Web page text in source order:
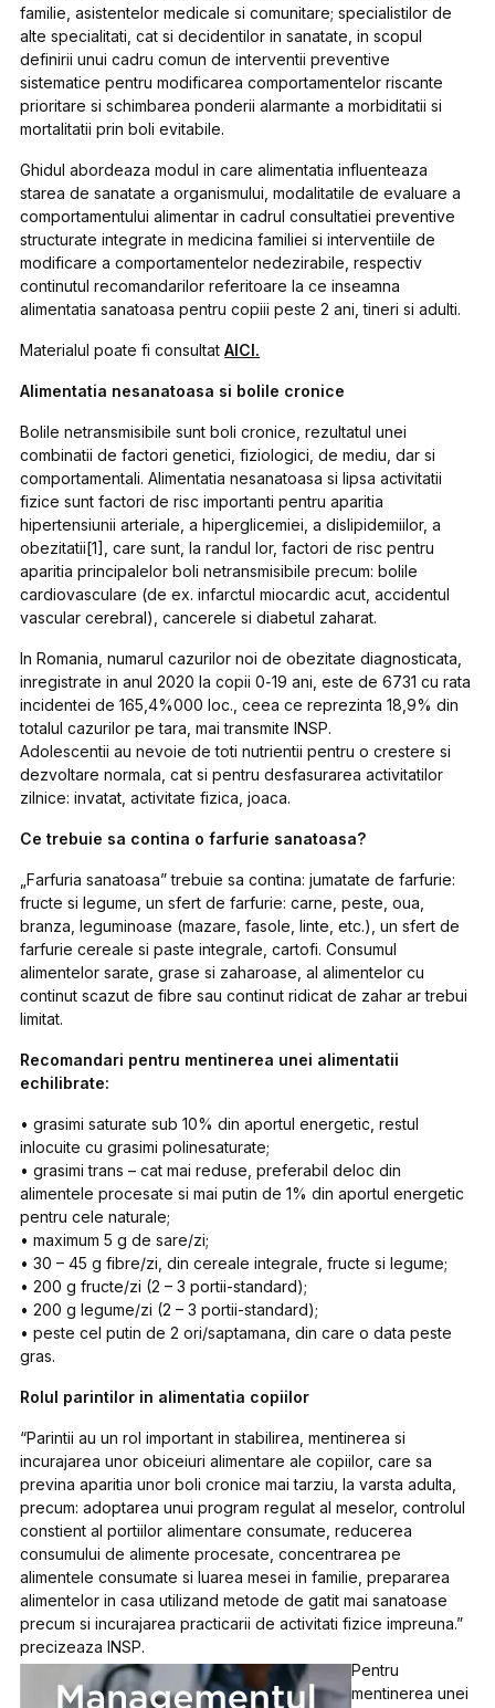
familie, asistentelor medicale si comunitare; specialistilor de
alte specialitati, cat si decidentilor in sanatate, in scopul
definirii unui cadru comun de interventii preventive
sistematice pentru modificarea comportamentelor riscante
prioritare si schimbarea ponderii alarmante a morbiditatii si
mortalitatii prin boli evitabile.
Ghidul abordeaza modul in care alimentatia influenteaza
starea de sanatate a organismului, modalitatile de evaluare a
comportamentului alimentar in cadrul consultatiei preventive
structurate integrate in medicina familiei si interventiile de
modificare a comportamentelor nedezirabile, respectiv
continutul recomandarilor referitoare la ce inseamna
alimentatia sanatoasa pentru copiii peste 2 ani, tineri si adulti.
Materialul poate fi consultatAICI.
Alimentatia nesanatoasa si bolile cronice
Bolile netransmisibile sunt boli cronice, rezultatul unei
combinatii de factori genetici, fiziologici, de mediu, dar si
comportamentali. Alimentatia nesanatoasa si lipsa activitatii
fizice sunt factori de risc importanti pentru aparitia
hipertensiunii arteriale, a hiperglicemiei, a dislipidemiilor, a
obezitatii[1], care sunt, la randul lor, factori de risc pentru
aparitia principalelor boli netransmisibile precum: bolile
cardiovasculare (de ex. infarctul miocardic acut, accidentul
vascular cerebral), cancerele si diabetul zaharat.
In Romania, numarul cazurilor noi de obezitate diagnosticata,
inregistrate in anul 2020 la copii 0‐19 ani, este de 6731 cu rata
incidentei de 165,4%000 loc., ceea ce reprezinta 18,9% din
totalul cazurilor pe tara, mai transmite INSP.
Adolescentii au nevoie de toti nutrientii pentru o crestere si
dezvoltare normala, cat si pentru desfasurarea activitatilor
zilnice: invatat, activitate fizica, joaca.
Ce trebuie sa contina o farfurie sanatoasa?
„Farfuria sanatoasa” trebuie sa contina: jumatate de farfurie:
fructe si legume, un sfert de farfurie: carne, peste, oua,
branza, leguminoase (mazare, fasole, linte, etc.), un sfert de
farfurie cereale si paste integrale, cartofi. Consumul
alimentelor sarate, grase si zaharoase, al alimentelor cu
continut scazut de fibre sau continut ridicat de zahar ar trebui
limitat.
Recomandari pentru mentinerea unei alimentatii
echilibrate:
• grasimi saturate sub 10% din aportul energetic, restul
inlocuite cu grasimi polinesaturate;
• grasimi trans – cat mai reduse, preferabil deloc din
alimentele procesate si mai putin de 1% din aportul energetic
pentru cele naturale;
• maximum 5 g de sare/zi;
• 30 – 45 g fibre/zi, din cereale integrale, fructe si legume;
• 200 g fructe/zi (2 – 3 portii-standard);
• 200 g legume/zi (2 – 3 portii-standard);
• peste cel putin de 2 ori/saptamana, din care o data peste
gras.
Rolul parintilor in alimentatia copiilor
“Parintii au un rol important in stabilirea, mentinerea si
incurajarea unor obiceiuri alimentare ale copiilor, care sa
previna aparitia unor boli cronice mai tarziu, la varsta adulta,
precum: adoptarea unui program regulat al meselor, controlul
constient al portiilor alimentare consumate, reducerea
consumului de alimente procesate, concentrarea pe
alimentele consumate si luarea mesei in familie, prepararea
alimentelor in casa utilizand metode de gatit mai sanatoase
precum si incurajarea practicarii de activitati fizice impreuna.”
precizeaza INSP.
Pentru
mentinerea unei